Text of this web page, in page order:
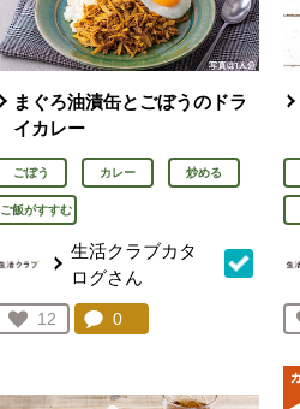
まぐろ油漬缶とごぼうのドラ
イカレー
ごぼう カレー 炒める
ご飯がすすむ
生活クラブカタ
ログさん
お気に入り登録：
12
人が登録
コメント：
0件。コメントを見る。